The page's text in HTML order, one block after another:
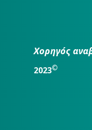
Χορηγός
2023©